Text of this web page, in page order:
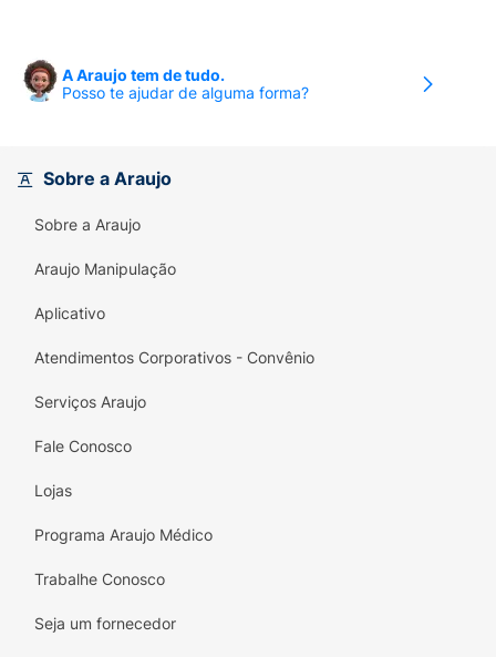
A Araujo tem de tudo.
Posso te ajudar de alguma forma?
Sobre a Araujo
Sobre a Araujo
Araujo Manipulação
Aplicativo
Atendimentos Corporativos - Convênio
Serviços Araujo
Fale Conosco
Lojas
Programa Araujo Médico
Trabalhe Conosco
Seja um fornecedor